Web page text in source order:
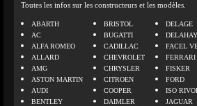
Toutes les infos sur les constructeurs et les modèles.
ABARTH
AC
ALFA ROMEO
ALLARD
AMG
ASTON MARTIN
AUDI
BENTLEY
BRISTOL
BUGATTI
CADILLAC
CHEVROLET
CHRYSLER
CITROEN
COOPER
DAIMLER
DELAGE
FACEL
FERRARI
FISKER
FORD
ISO
JAGUAR